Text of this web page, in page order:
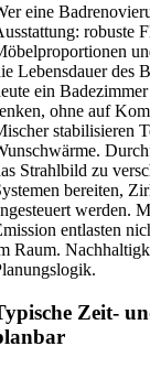
eine
robuste
Lebensdauer des
ein
ohne auf
stabilisieren
Strahlbild zu
bereiten,
werden.
entlasten
Raum.
Zeit-